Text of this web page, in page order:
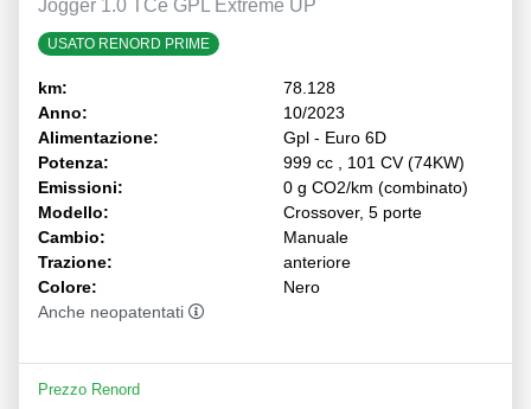
Jogger 1.0 TCe GPL Extreme UP
USATO RENORD PRIME
km:
78.128
Anno:
10/2023
Alimentazione:
Gpl - Euro 6D
Potenza:
999 cc , 101 CV (74KW)
Emissioni:
0 g CO2/km (combinato)
Modello:
Crossover, 5 porte
Cambio:
Manuale
Trazione:
anteriore
Colore:
Nero
Anche neopatentati
Prezzo Renord